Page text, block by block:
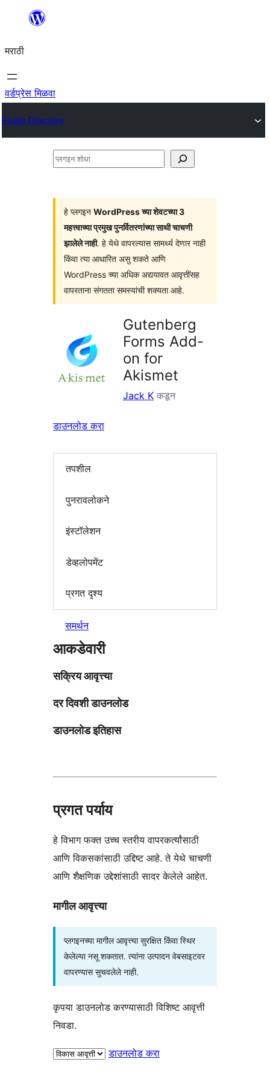
सामुग्रीवर
मराठी
वर्डप्रेस मिळवा
Plugin Directory
प्लगइन
हे प्लगइन WordPress च्या शेवटच्या 3
महत्त्वाच्या प्रमुख पुनर्वितरणांच्या साथी चाचणी
झालेले नाही. हे येथे वापरल्यास सामर्थ्य देणार नाही
किंवा त्या आधारित असु शकते आणि
WordPress च्या अधिक अद्ययावत आवृत्तींसह
वापरताना संगतता समस्यांची शक्यता आहे.
Gutenberg
Forms Add-
on for
Akismet
Jack K कडून
डाउनलोड करा
तपशील
पुनरावलोकने
इंस्टॉलेशन
डेव्हलोपमेंट
प्रगत दृश्य
समर्थन
आकडेवारी
सक्रिय आवृत्त्या
दर दिवशी डाउनलोड
डाउनलोड इतिहास
प्रगत पर्याय
हे विभाग फक्त उच्च स्तरीय वापरकर्त्यांसाठी
आणि विकसकांसाठी उद्दिष्ट आहे. ते येथे चाचणी
आणि शैक्षणिक उद्देशांसाठी सादर केलेले आहेत.
मागील आवृत्त्या
प्लगइनच्या मागील आवृत्त्या सुरक्षित किंवा स्थिर
केलेल्या नसू शकतात. त्यांना उत्पादन वेबसाइटवर
वापरण्यास सुचवलेले नाही.
कृपया डाउनलोड करण्यासाठी विशिष्ट आवृत्ती
निवडा.
डाउनलोड करा